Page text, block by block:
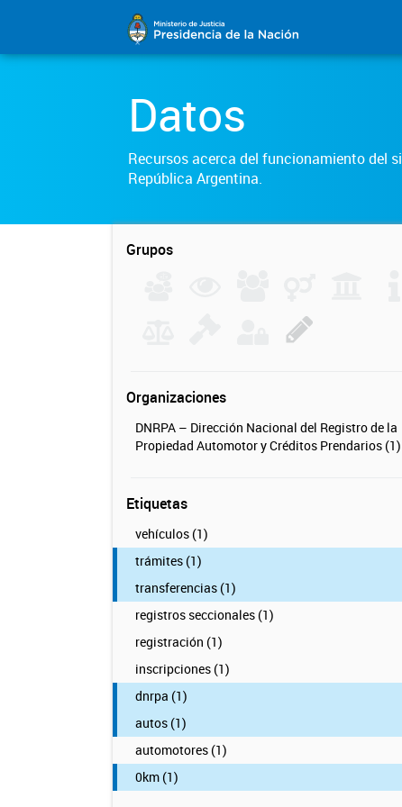
Datos
Recursos acerca del funcionamiento del
República Argentina.
Grupos
Organizaciones
DNRPA – Dirección Nacional del Registro de la
Propiedad Automotor y Créditos Prendarios (1)
Etiquetas
vehículos (1)
trámites (1)
transferencias (1)
registros seccionales (1)
registración (1)
inscripciones (1)
dnrpa (1)
autos (1)
automotores (1)
0km (1)